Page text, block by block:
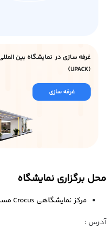
غرفه سازی در نمایشگاه بین
(UPACK)
غرفه سازی
محل برگزاری نمایشگاه
مرکز نمایشگاهی Crocus مسکو
آدرس :